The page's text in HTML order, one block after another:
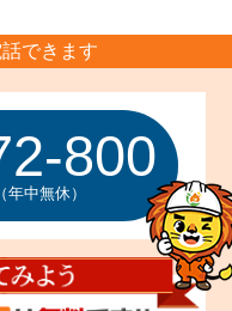
できます
800
中無休）